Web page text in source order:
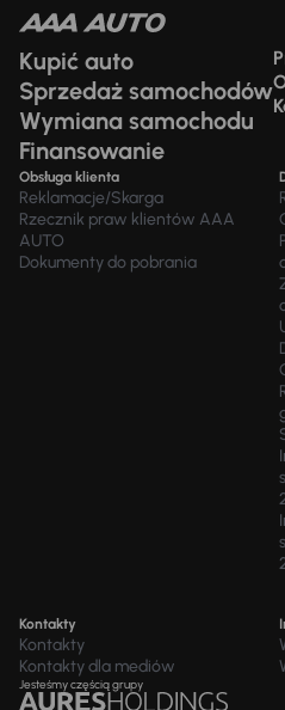
Kupić auto
Sprzedaż samochodów
Wymiana samochodu
Finansowanie
Obsługa klienta
Reklamacje/Skarga
Rzecznik praw klientów AAA
AUTO
Dokumenty do pobrania
Kontakty
Kontakty
Kontakty dla mediów
Jesteśmy częścią grupy